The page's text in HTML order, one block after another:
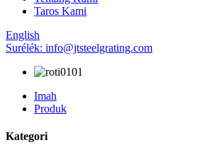
Taros Kami
English
Surélék: info@jtsteelgrating.com
Imah
Produk
Kategori